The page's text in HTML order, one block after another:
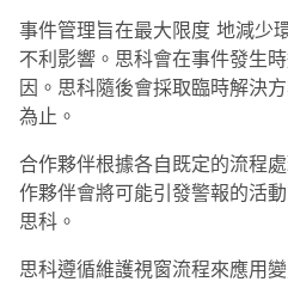
事件管理旨在最大限度 地減少
不利影響。思科會在事件發生
因。思科隨後會採取臨時解決
為止。
合作夥伴根據各自既定的流程
作夥伴會將可能引發警報的活
思科。
思科遵循維護視窗流程來應用變